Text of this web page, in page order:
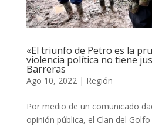
«El triunfo de Petro es la
violencia política no tiene
Barreras
Ago 10, 2022| Región
Por medio de un comunicado
opinión pública, el Clan del